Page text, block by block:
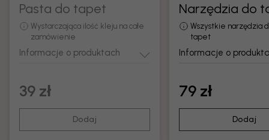
Pasta do tapet
Wystarczająca ilość kleju na całe
zamówienie
Informacje o produktach
39 zł
Dodaj
Narzędzia do
Wszystkie narzędzia
tapet
Informacje o
79 zł
Dodaj